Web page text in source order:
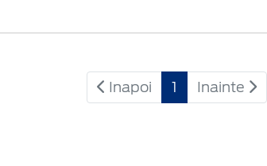
Inapoi 1 Inainte